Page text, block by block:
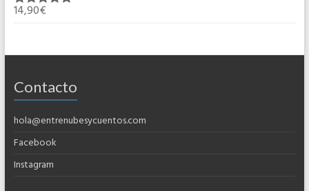
Valorado en
14,90€
Contacto
hola@entrenubesycuentos.com
Facebook
Instagram